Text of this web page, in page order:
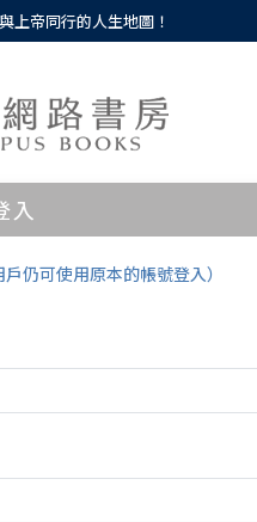
上帝同行的人生地圖！
入
仍可使用原本的帳號登入）